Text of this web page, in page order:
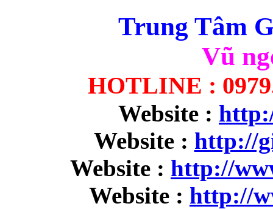
Trung Tâm
Vũ
HOTLINE :
Website :
Website : http://
Website : http://
Website : http://